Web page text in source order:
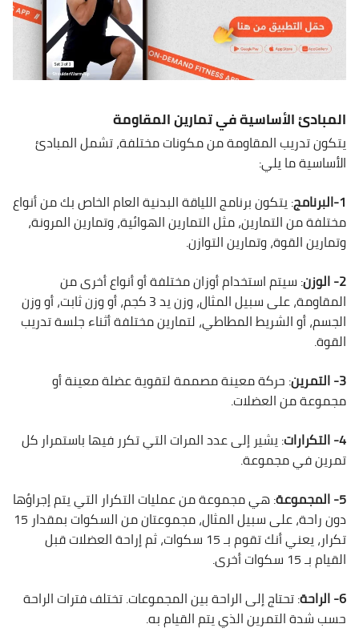
المبادئ الأساسية في تمارين المقاومة
يتكون تدريب المقاومة من مكونات مختلفة، تشمل المبادئ
الأساسية ما يلي:
1-البرنامج
: يتكون برنامج اللياقة البدنية العام الخاص بك من أنواع
مختلفة من التمارين، مثل التمارين الهوائية، وتمارين المرونة،
وتمارين القوة، وتمارين التوازن.
2- الوزن
: سيتم استخدام أوزان مختلفة أو أنواع أخرى من
المقاومة، على سبيل المثال، وزن يد 3 كجم، أو وزن ثابت، أو وزن
الجسم، أو الشريط المطاطي، لتمارين مختلفة أثناء جلسة تدريب
القوة.
3- التمرين
: حركة معينة مصممة لتقوية عضلة معينة أو
مجموعة من العضلات.
4- التكرارات
: يشير إلى عدد المرات التي تكرر فيها باستمرار كل
تمرين في مجموعة.
5- المجموعة
: هي مجموعة من عمليات التكرار التي يتم إجراؤها
دون راحة، على سبيل المثال، مجموعتان من السكوات بمقدار 15
تكرار، يعني أنك تقوم بـ 15 سكوات، ثم إراحة العضلات قبل
القيام بـ 15 سكوات أخرى.
6- الراحة
: تحتاج إلى الراحة بين المجموعات. تختلف فترات الراحة
حسب شدة التمرين الذي يتم القيام به.